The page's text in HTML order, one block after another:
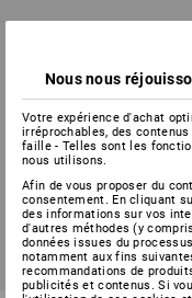
Nous nous
Votre expérience d'achat
irréprochables, des
faille - Telles sont les
nous utilisons.
Afin de vous proposer du
consentement. En cliquant
des informations sur vos
d'autres méthodes (y
données issues du
notamment aux fins
recommandations de
publicités et contenus. Si